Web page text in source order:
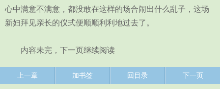
心中满意不满意，都没敢在这样的场合闹出什么乱子，这场
新妇拜见亲长的仪式便顺顺利利地过去了。
内容未完，下一页继续阅读
上一章 加书签 回目录 下一页